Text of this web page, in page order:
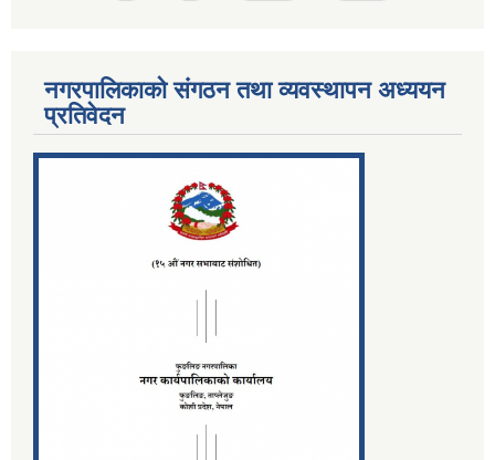
नगरपालिकाको संगठन तथा व्यवस्थापन अध्ययन
प्रतिवेदन